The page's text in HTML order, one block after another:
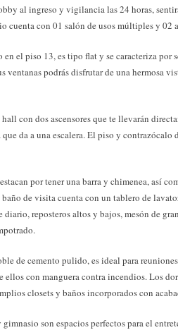
al ingreso y vigilancia las 24 horas,
cuenta con 01 salón de usos múltiples y 02
el piso 13, es tipo flat y se caracteriza por
ventanas podrás disfrutar de una hermosa
con dos ascensores que te llevarán
da a una escalera. El piso y contrazócalo
por tener una barra y chimenea, así
de visita cuenta con un tablero de
diario, reposteros altos y bajos, mesón de
de cemento pulido, es ideal para
ellos con manguera contra incendios. Los
closets y baños incorporados con
son espacios perfectos para el